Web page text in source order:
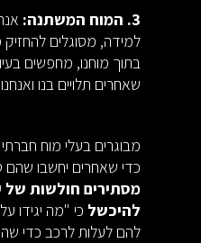
3. המוח המשתנה:
למידה, מסוגלים להחזיק
בתוך מוחנו, מחפשים
שאחרים תלויים בנו
מבוגרים בעלי מוח
כדי שאחרים יחשבו שהם
מסתירים חולשות
להיכשל כי "מה יגידו
להם לעלות לרכב כדי